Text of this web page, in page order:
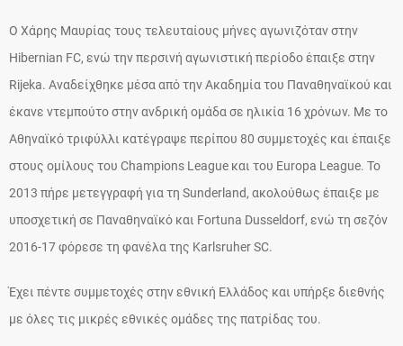
Ο Χάρης Μαυρίας τους τελευταίους μήνες αγωνιζόταν στην
Hibernian FC, ενώ την περσινή αγωνιστική περίοδο έπαιξε στην
Rijeka. Αναδείχθηκε μέσα από την Ακαδημία του Παναθηναϊκού και
έκανε ντεμπούτο στην ανδρική ομάδα σε ηλικία 16 χρόνων. Με το
Αθηναϊκό τριφύλλι κατέγραψε περίπου 80 συμμετοχές και έπαιξε
στους ομίλους του Champions League και του Europa League. Το
2013 πήρε μετεγγραφή για τη Sunderland, ακολούθως έπαιξε με
υποσχετική σε Παναθηναϊκό και Fortuna Dusseldorf, ενώ τη σεζόν
2016-17 φόρεσε τη φανέλα της Karlsruher SC.
Έχει πέντε συμμετοχές στην εθνική Ελλάδος και υπήρξε διεθνής
με όλες τις μικρές εθνικές ομάδες της πατρίδας του.